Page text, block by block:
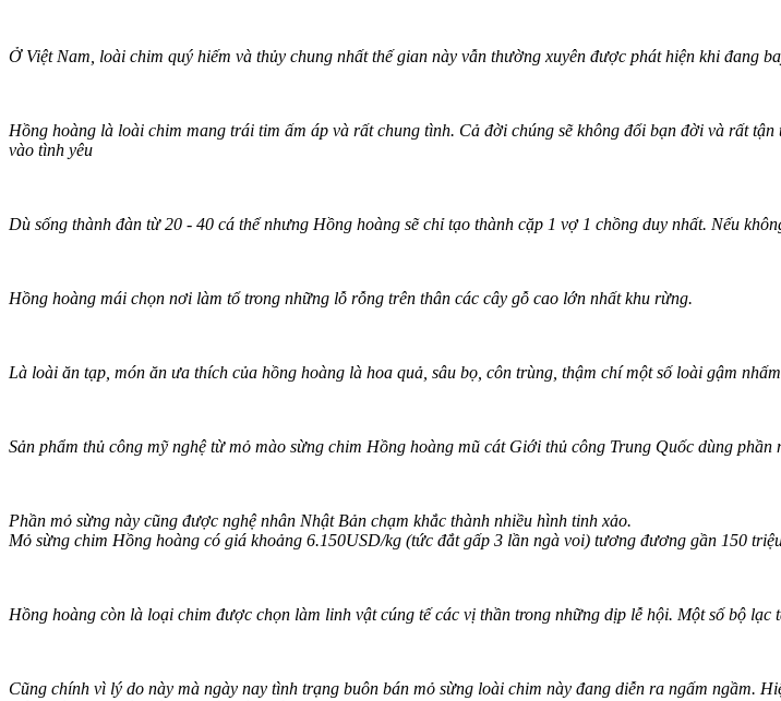
Ở Việt Nam, loài chim quý hiếm và thủy chung nhất thế gian này vẫn thường xuyên được phát hiện khi đang
Hồng hoàng là loài chim mang trái tim ấm áp và rất chung tình. Cả đời chúng sẽ không đổi bạn đời và rất
vào tình yêu
Dù sống thành đàn từ 20 - 40 cá thể nhưng Hồng hoàng sẽ chỉ tạo thành cặp 1 vợ 1 chồng duy nhất. Nếu
Hồng hoàng mái chọn nơi làm tổ trong những lỗ rỗng trên thân các cây gỗ cao lớn nhất khu rừng.
Là loài ăn tạp, món ăn ưa thích của hồng hoàng là hoa quả, sâu bọ, côn trùng, thậm chí một số loài gậm
Sản phẩm thủ công mỹ nghệ từ mỏ mào sừng chim Hồng hoàng mũ cát Giới thủ công Trung Quốc dùng
Phần mỏ sừng này cũng được nghệ nhân Nhật Bản chạm khắc thành nhiều hình tinh xảo.
Mỏ sừng chim Hồng hoàng có giá khoảng 6.150USD/kg (tức đắt gấp 3 lần ngà voi) tương đương gần 150
Hồng hoàng còn là loại chim được chọn làm linh vật cúng tế các vị thần trong những dịp lễ hội. Một số bộ
Cũng chính vì lý do này mà ngày nay tình trạng buôn bán mỏ sừng loài chim này đang diễn ra ngấm ngầm.